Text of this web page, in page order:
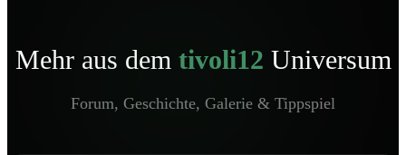
Mehr aus dem tivoli12 Universum
Forum, Geschichte, Galerie & Tippspiel